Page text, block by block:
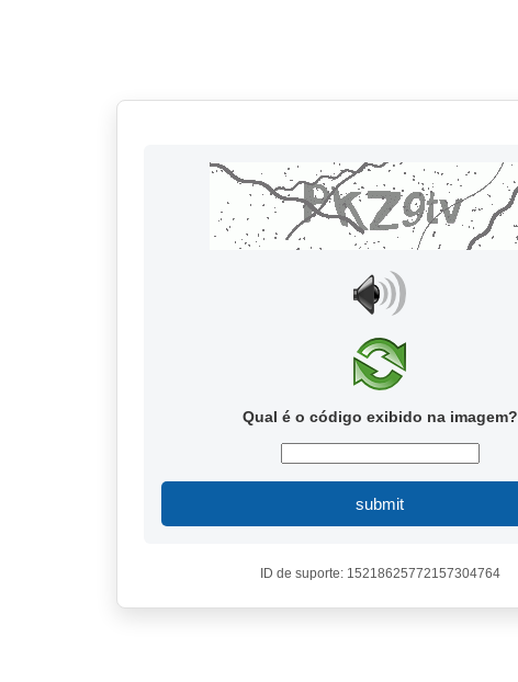
Qual é o código exibido na imagem?
submit
ID de suporte: 15218625772157304764